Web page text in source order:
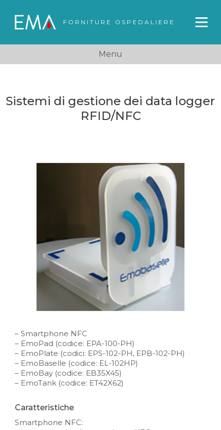
FORNITURE OSPEDALIERE
Menu
Sistemi di gestione dei data logger
RFID/NFC
– Smartphone NFC
– EmoPad (codice: EPA-100-PH)
– EmoPlate (codici: EPS-102-PH, EPB-102-PH)
– EmoBaselle (codice: EL-102HP)
– EmoBay (codice: EB35X45)
– EmoTank (codice: ET42X62)
Caratteristiche
Smartphone NFC: